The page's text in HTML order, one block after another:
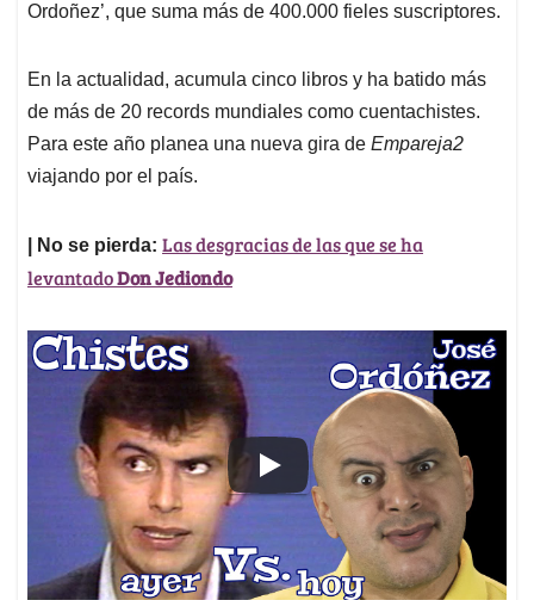
Ordoñez’, que suma más de 400.000 fieles suscriptores.
En la actualidad, acumula cinco libros y ha batido más
de más de 20 records mundiales como cuentachistes.
Para este año planea una nueva gira de Empareja2
viajando por el país.
| No se pierda: Las desgracias de las que se ha
levantadoDon Jediondo